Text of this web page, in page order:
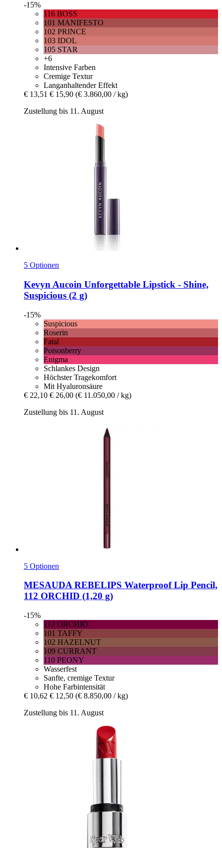
-15%
116 BOSS
101 MANIFESTO
102 PRINCE
103 IDOL
105 STAR
+6
Intensive Farben
Cremige Textur
Langanhaltender Effekt
€ 13,51 € 15,90 (€ 3.860,00 / kg)
Zustellung bis 11. August
5 Optionen
Kevyn Aucoin Unforgettable Lipstick -​ Shine,
Suspicious (2 g)
-15%
Suspicious
Roserin
Fatal
Poisonberry
Enigma
Schlankes Design
Höchster Tragekomfort
Mit Hyaluronsäure
€ 22,10 € 26,00 (€ 11.050,00 / kg)
Zustellung bis 11. August
5 Optionen
MESAUDAREBELIPS Waterproof Lip Pencil,
112 ORCHID (1,20 g)
-15%
112 ORCHID
101 TAFFY
102 HAZELNUT
109 CURRANT
110 PEONY
Wasserfest
Sanfte, cremige Textur
Hohe Farbintensität
€ 10,62 € 12,50 (€ 8.850,00 / kg)
Zustellung bis 11. August